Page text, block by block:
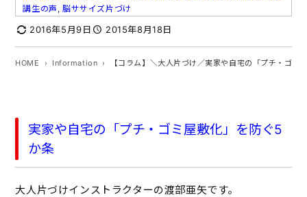
講生の声 , 脳ササイズ片づけ
2016年5月9日 2015年8月18日
HOME Information 【コラム】＼大人片づけ／実家や自宅の「プチ・ゴミ
実家や自宅の「プチ・ゴミ屋敷化」を防ぐ5
か条
大人片づけインストラクターの渡部亜矢です。